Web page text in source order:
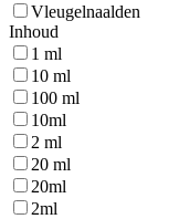
Vleugelnaalden
Inhoud
1 ml
10 ml
100 ml
10ml
2 ml
20 ml
20ml
2ml